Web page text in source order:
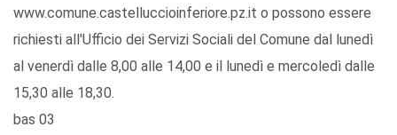
www.comune.castelluccioinferiore.pz.it o possono essere
richiesti all'Ufficio dei Servizi Sociali del Comune dal lunedì
al venerdì dalle 8,00 alle 14,00 e il lunedì e mercoledì dalle
15,30 alle 18,30.
bas 03